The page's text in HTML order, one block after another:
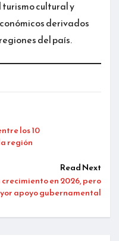
cultural y
derivados
del país.
los 10
región
Read Next
en 2026, pero
apoyo gubernamental